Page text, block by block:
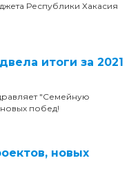
Республики Хакасия
итоги за 2021
"Семейную
побед!
новых